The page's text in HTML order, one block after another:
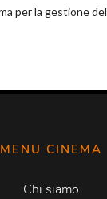
MENU CINEMA
Chi siamo